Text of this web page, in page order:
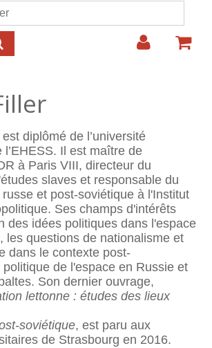
de recherche
est diplômé de l’université
l’EHESS. Il est maître de
à Paris VIII, directeur du
slaves et responsable du
et post-soviétique à l'Institut
Ses champs d'intérêts
des idées politiques dans l'espace
les questions de nationalisme et
dans le contexte post-
de l'espace en Russie et
Son dernier ouvrage,
lettonne : études des lieux
soviétique, est paru aux
de Strasbourg en 2016.